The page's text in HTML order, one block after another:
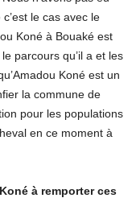
le cas avec le
Koné à Bouaké est
parcours qu’il a et les
Koné est un
la commune de
pour les populations
en ce moment à
à remporter ces